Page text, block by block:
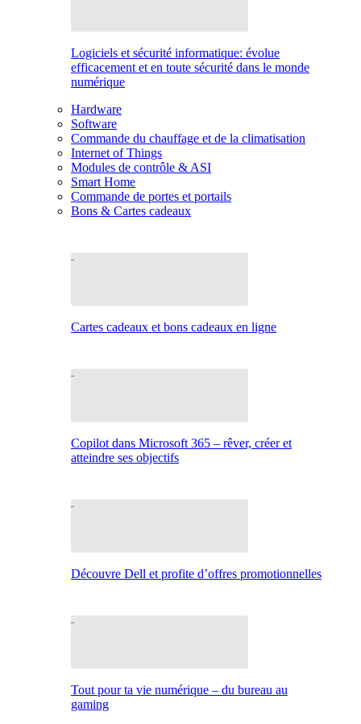
Logiciels et sécurité informatique: évolue
efficacement et en toute sécurité dans le monde
numérique
Hardware
Software
Commande du chauffage et de la climatisation
Internet of Things
Modules de contrôle & ASI
Smart Home
Commande de portes et portails
Bons & Cartes cadeaux
Cartes cadeaux et bons cadeaux en ligne
Copilot dans Microsoft 365 – rêver, créer et
atteindre ses objectifs
Découvre Dell et profite d’offres promotionnelles
Tout pour ta vie numérique – du bureau au
gaming